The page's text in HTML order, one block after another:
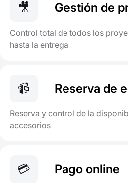
🎥 Gestión de
Control total de todos los
hasta la entrega
📹 Reserva de
Reserva y control de la
accesorios
💳 Pago online